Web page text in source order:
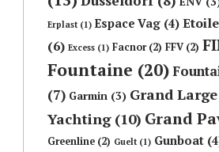
Erplast(1) Espace Vag (4)
(6) Excess (1) Facnor(2) FFV (2)
Fountaine (20)
(7) Garmin (3) Grand Large
Yachting(10) Grand
Greenline (2) Guelt(1) Gunboat